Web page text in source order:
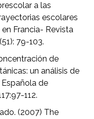
a las
escolares
Francia- Revista
79-103.
de
un análisis de
de
112.
(2007) The